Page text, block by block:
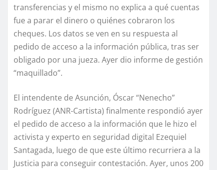
transferencias y el mismo no explica a qué cuentas
fue a parar el dinero o quiénes cobraron los
cheques. Los datos se ven en su respuesta al
pedido de acceso a la información pública, tras ser
obligado por una jueza. Ayer dio informe de gestión
“maquillado”.
El intendente de Asunción, Óscar “Nenecho”
Rodríguez (ANR-Cartista) finalmente respondió ayer
el pedido de acceso a la información que le hizo el
activista y experto en seguridad digital Ezequiel
Santagada, luego de que este último recurriera a la
Justicia para conseguir contestación. Ayer, unos 200